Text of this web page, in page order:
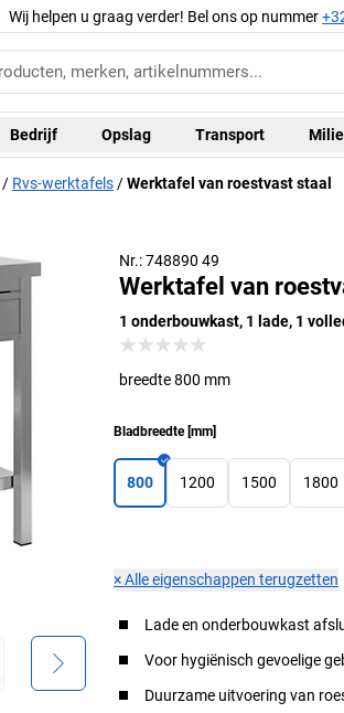
Wij helpen u graag verder! Bel ons op nummer
Bedrijf Opslag Transport
Rvs-werktafels Werktafel van roestvast staal
Nr.: 748890 49
Werktafel van
1 onderbouwkast, 1 lade, 1
breedte 800 mm
Bladbreedte[mm]
800 1200 1500 1800
×Alle eigenschappen terugzetten
Lade en onderbouwkast
Voor hygiënisch gevoelige
Duurzame uitvoering van